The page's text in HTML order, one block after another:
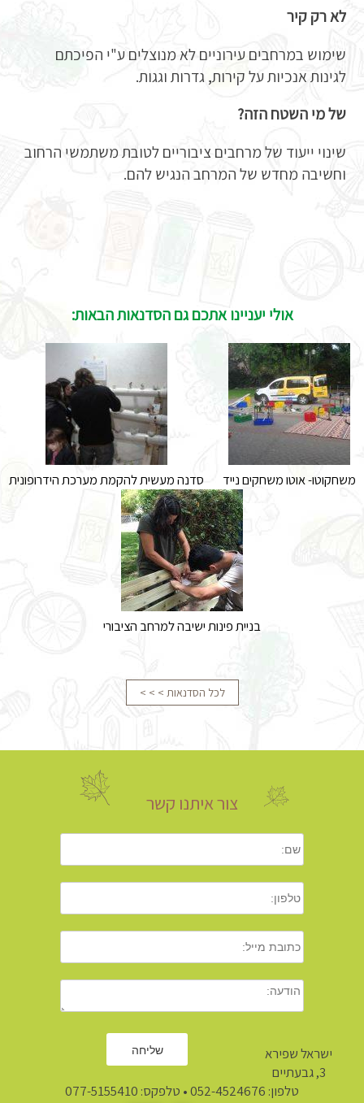
לא רק קיר
שימוש במרחבים עירוניים לא מנוצלים ע"י הפיכתם
לגינות אנכיות על קירות, גדרות וגגות.
של מי השטח הזה?
שינוי ייעוד של מרחבים ציבוריים לטובת משתמשי הרחוב
וחשיבה מחדש של המרחב הנגיש להם.
אולי יעניינו אתכם גם הסדנאות הבאות:
משחקוטו- אוטו משחקים נייד סדנה מעשית להקמת מערכת הידרופונית
בניית פינות ישיבה למרחב הציבורי
לכל הסדנאות > > >
צור איתנו קשר
ישראל שפירא
3, גבעתיים
טלפון: 052-4524676• טלפקס: 077-5155410